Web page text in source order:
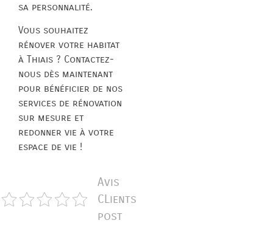
sa personnalité.
Vous souhaitez
rénover votre habitat
à Thiais ? Contactez-
nous dès maintenant
pour bénéficier de nos
services de rénovation
sur mesure et
redonner vie à votre
espace de vie !
Avis
CLients
post